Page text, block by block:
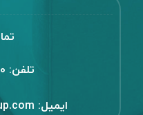
تلفن:
ایمیل: